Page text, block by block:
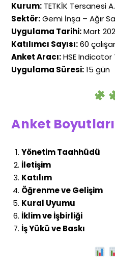
Kurum: TETKİK Tersanesi
Sektör:Gemi İnşa – Ağır
Uygulama Tarihi:Mart
Katılımcı Sayısı:60
Anket Aracı:HSE
Uygulama Süresi:15 gün
Anket Boyutları
Yönetim Taahhüdü
İletişim
Katılım
Öğrenme ve Gelişim
Kural Uyumu
İklim ve İşbirliği
İş Yükü ve Baskı